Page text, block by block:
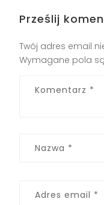
Prześlij
Twój adres email
Wymagane pola